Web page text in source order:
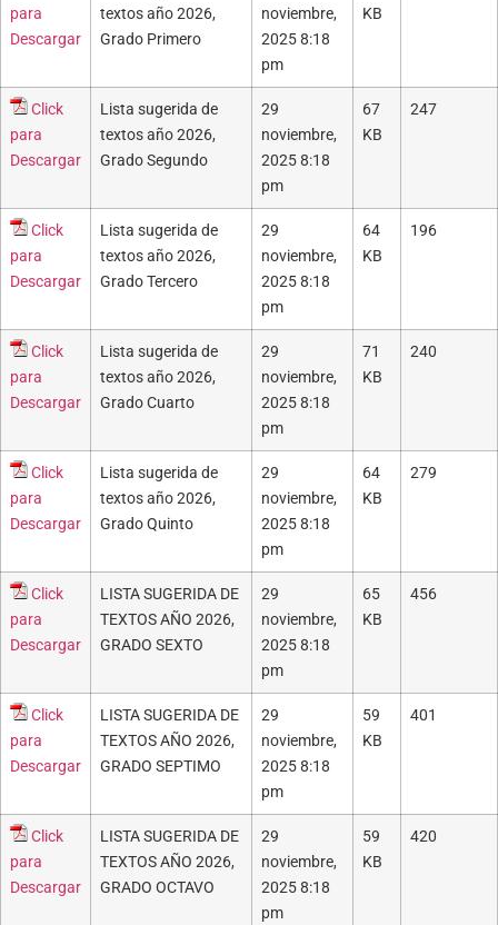
para
Descargar
textos año 2026,
Grado Primero
noviembre,
2025 8:18
pm
KB
Click
para
Descargar
Lista sugerida de
textos año 2026,
Grado Segundo
29
noviembre,
2025 8:18
pm
67
KB
247
Click
para
Descargar
Lista sugerida de
textos año 2026,
Grado Tercero
29
noviembre,
2025 8:18
pm
64
KB
196
Click
para
Descargar
Lista sugerida de
textos año 2026,
Grado Cuarto
29
noviembre,
2025 8:18
pm
71
KB
240
Click
para
Descargar
Lista sugerida de
textos año 2026,
Grado Quinto
29
noviembre,
2025 8:18
pm
64
KB
279
Click
para
Descargar
LISTA SUGERIDA DE
TEXTOS AÑO 2026,
GRADO SEXTO
29
noviembre,
2025 8:18
pm
65
KB
456
Click
para
Descargar
LISTA SUGERIDA DE
TEXTOS AÑO 2026,
GRADO SEPTIMO
29
noviembre,
2025 8:18
pm
59
KB
401
Click
para
Descargar
LISTA SUGERIDA DE
TEXTOS AÑO 2026,
GRADO OCTAVO
29
noviembre,
2025 8:18
pm
59
KB
420